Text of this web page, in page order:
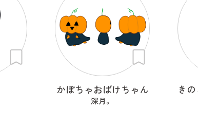
かぼちゃおばけちゃん
深月。